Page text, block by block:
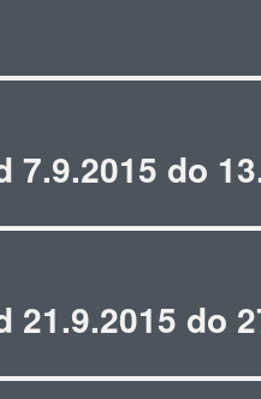
7.9.2015 do
21.9.2015 do